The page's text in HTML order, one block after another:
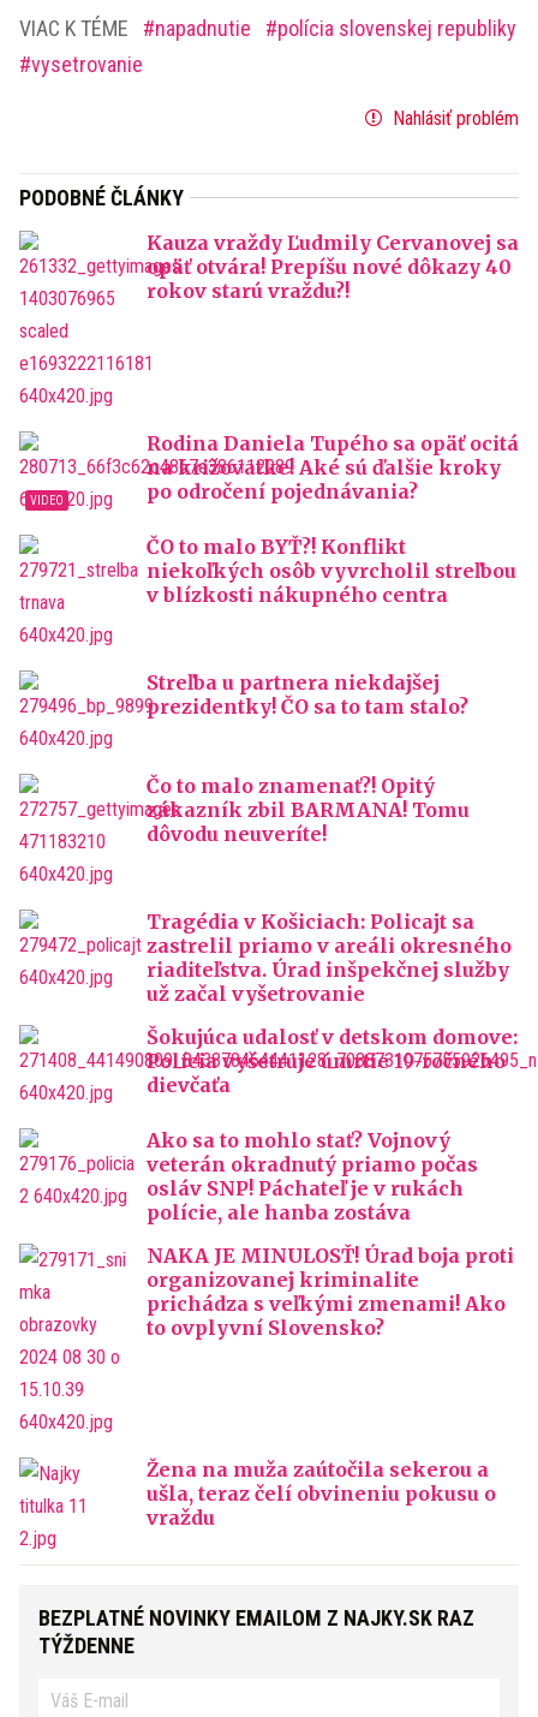
VIAC K TÉME napadnutie
polícia slovenskej republiky
vysetrovanie
Nahlásiť problém
PODOBNÉ ČLÁNKY
Kauza vraždy Ľudmily Cervanovej sa
opäť otvára! Prepíšu nové dôkazy 40
rokov starú vraždu?!
Rodina Daniela Tupého sa opäť ocitá
na križovatke! Aké sú ďalšie kroky
po odročení pojednávania?
ČO to malo BYŤ?! Konflikt
niekoľkých osôb vyvrcholil streľbou
v blízkosti nákupného centra
Streľba u partnera niekdajšej
prezidentky! ČO sa to tam stalo?
Čo to malo znamenať?! Opitý
zákazník zbil BARMANA! Tomu
dôvodu neuveríte!
Tragédia v Košiciach: Policajt sa
zastrelil priamo v areáli okresného
riaditeľstva. Úrad inšpekčnej služby
už začal vyšetrovanie
Šokujúca udalosť v detskom domove:
Polícia vyšetruje úmrtie 19-ročného
dievčaťa
Ako sa to mohlo stať? Vojnový
veterán okradnutý priamo počas
osláv SNP! Páchateľ je v rukách
polície, ale hanba zostáva
NAKA JE MINULOSŤ! Úrad boja proti
organizovanej kriminalite
prichádza s veľkými zmenami! Ako
to ovplyvní Slovensko?
Žena na muža zaútočila sekerou a
ušla, teraz čelí obvineniu pokusu o
vraždu
BEZPLATNÉ NOVINKY EMAILOM Z NAJKY.SK RAZ
TÝŽDENNE